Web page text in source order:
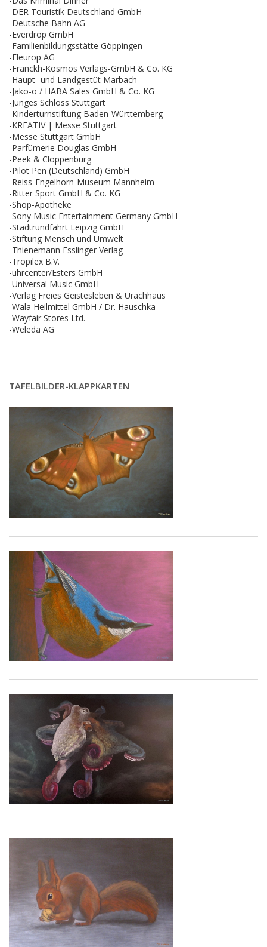
-DER Touristik Deutschland GmbH
-Deutsche Bahn AG
-Everdrop GmbH
-Familienbildungsstätte Göppingen
-Fleurop AG
-Franckh-Kosmos Verlags-GmbH & Co. KG
-Haupt- und Landgestüt Marbach
-Jako-o / HABA Sales GmbH & Co. KG
-Junges Schloss Stuttgart
-Kinderturnstiftung Baden-Württemberg
-KREATIV | Messe Stuttgart
-Messe Stuttgart GmbH
-Parfümerie Douglas GmbH
-Peek & Cloppenburg
-Pilot Pen (Deutschland) GmbH
-Reiss-Engelhorn-Museum Mannheim
-Ritter Sport GmbH & Co. KG
-Shop-Apotheke
-Sony Music Entertainment Germany GmbH
-Stadtrundfahrt Leipzig GmbH
-Stiftung Mensch und Umwelt
-Thienemann Esslinger Verlag
-Tropilex B.V.
-uhrcenter/Esters GmbH
-Universal Music GmbH
-Verlag Freies Geistesleben & Urachhaus
-Wala Heilmittel GmbH / Dr. Hauschka
-Wayfair Stores Ltd.
-Weleda AG
TAFELBILDER-KLAPPKARTEN